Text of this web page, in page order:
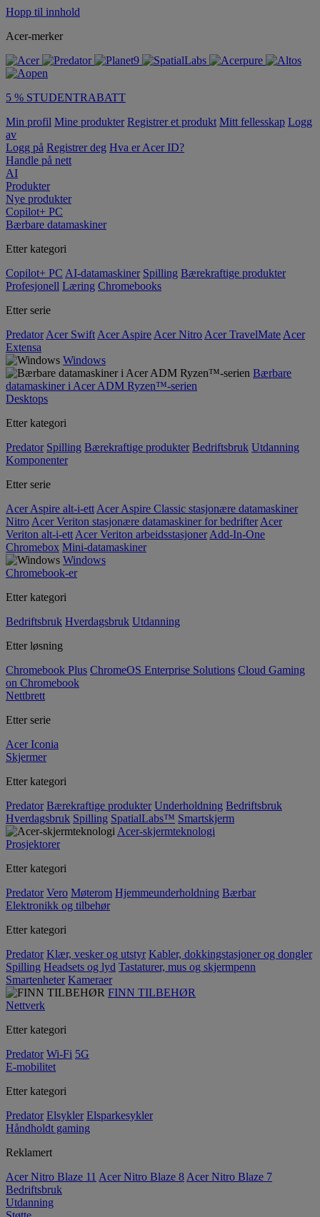
Hopp til innhold
Acer-merker
5 % STUDENTRABATT
Min profil Mine produkter Registrer et produkt Mitt fellesskap Logg
av
Logg på Registrer deg Hva er Acer ID?
Handle på nett
AI
Produkter
Nye produkter
Copilot+ PC
Bærbare datamaskiner
Etter kategori
Copilot+ PC AI-datamaskiner Spilling Bærekraftige produkter
Profesjonell Læring Chromebooks
Etter serie
Predator Acer Swift Acer Aspire Acer Nitro Acer TravelMate Acer
Extensa
Windows
Bærbare
datamaskiner i Acer ADM Ryzen™-serien
Desktops
Etter kategori
Predator Spilling Bærekraftige produkter Bedriftsbruk Utdanning
Komponenter
Etter serie
Acer Aspire alt-i-ett Acer Aspire Classic stasjonære datamaskiner
Nitro Acer Veriton stasjonære datamaskiner for bedrifter Acer
Veriton alt-i-ett Acer Veriton arbeidsstasjoner Add-In-One
Chromebox Mini-datamaskiner
Windows
Chromebook-er
Etter kategori
Bedriftsbruk Hverdagsbruk Utdanning
Etter løsning
Chromebook Plus ChromeOS Enterprise Solutions Cloud Gaming
on Chromebook
Nettbrett
Etter serie
Acer Iconia
Skjermer
Etter kategori
Predator Bærekraftige produkter Underholdning Bedriftsbruk
Hverdagsbruk Spilling SpatialLabs™ Smartskjerm
Acer-skjermteknologi
Prosjektorer
Etter kategori
Predator Vero Møterom Hjemmeunderholdning Bærbar
Elektronikk og tilbehør
Etter kategori
Predator Klær, vesker og utstyr Kabler, dokkingstasjoner og dongler
Spilling Headsets og lyd Tastaturer, mus og skjermpenn
Smartenheter Kameraer
FINN TILBEHØR
Nettverk
Etter kategori
Predator Wi-Fi 5G
E-mobilitet
Etter kategori
Predator Elsykler Elsparkesykler
Håndholdt gaming
Reklamert
Acer Nitro Blaze 11 Acer Nitro Blaze 8 Acer Nitro Blaze 7
Bedriftsbruk
Utdanning